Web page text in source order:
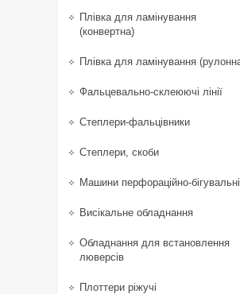
Плівка для ламінування
(конвертна)
Плівка для ламінування
Фальцевально-склеюючі лінії
Степлери-фальцівники
Степлери, скоби
Машини перфораційно-бігувальні
Висікальне обладнання
Обладнання для встановлення
люверсів
Плоттери ріжучі